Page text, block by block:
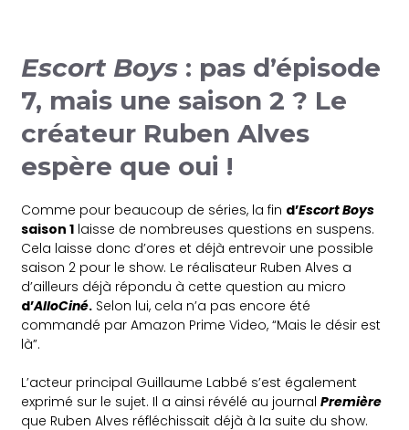
Escort Boys : pas d’épisode
7, mais une saison 2 ? Le
créateur Ruben Alves
espère que oui !
Comme pour beaucoup de séries, la fin d’Escort Boys
saison 1 laisse de nombreuses questions en suspens.
Cela laisse donc d’ores et déjà entrevoir une possible
saison 2 pour le show. Le réalisateur Ruben Alves a
d’ailleurs déjà répondu à cette question au micro
d’AlloCiné. Selon lui, cela n’a pas encore été
commandé par Amazon Prime Video, “Mais le désir est
là”.
L’acteur principal Guillaume Labbé s’est également
exprimé sur le sujet. Il a ainsi révélé au journalPremière
que Ruben Alves réfléchissait déjà à la suite du show.